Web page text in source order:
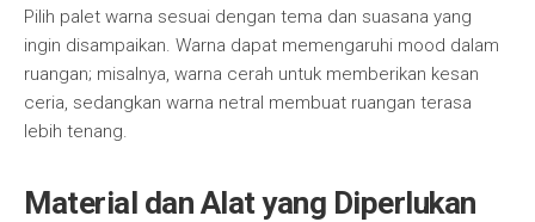
Pilih palet warna sesuai dengan tema dan suasana yang
ingin disampaikan. Warna dapat memengaruhi mood dalam
ruangan; misalnya, warna cerah untuk memberikan kesan
ceria, sedangkan warna netral membuat ruangan terasa
lebih tenang.
Material dan Alat yang Diperlukan